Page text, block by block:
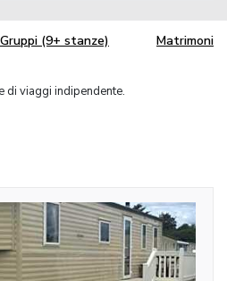
Gruppi (9+ stanze) Matrimoni
di viaggi indipendente.